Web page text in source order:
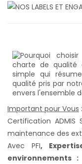
Important pour Vous
Certification ADMIS
maintenance des
Avec PFI,
environnements :